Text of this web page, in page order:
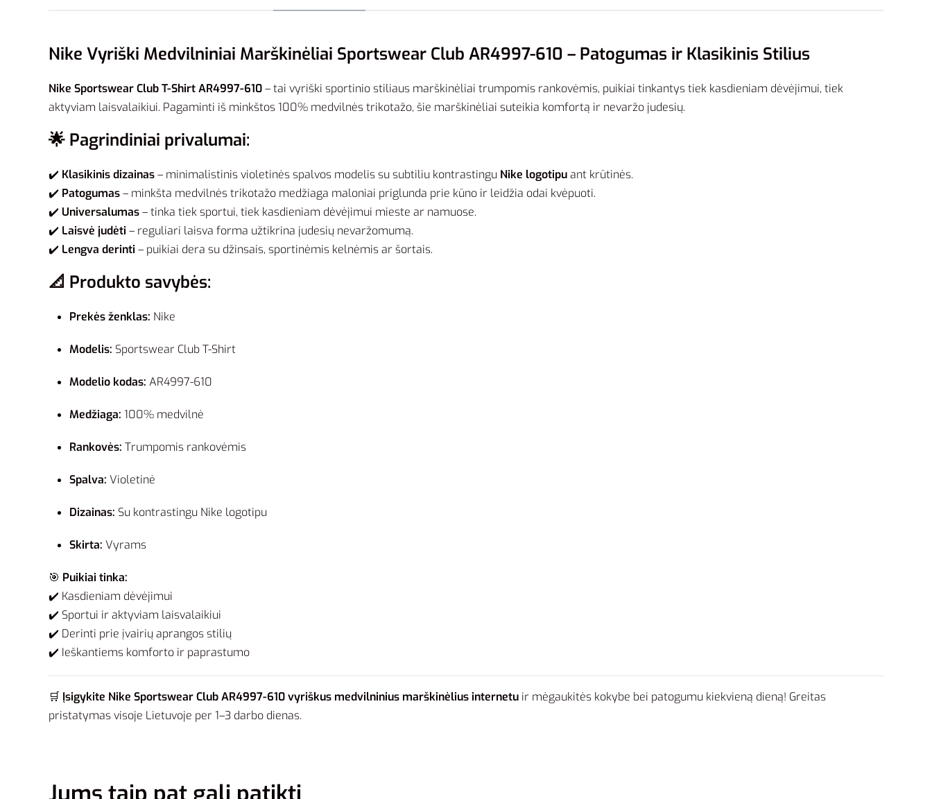
Nike Vyriški Medvilniniai Marškinėliai Sportswear Club AR4997-610 – Patogumas ir Klasikinis Stilius
Nike Sportswear Club T-Shirt AR4997-610– tai vyriški sportinio stiliaus marškinėliai trumpomis rankovėmis, puikiai tinkantys tiek kasdieniam dėvėjimui, tiek
aktyviam laisvalaikiui. Pagaminti iš minkštos 100% medvilnės trikotažo, šie marškinėliai suteikia komfortą ir nevaržo judesių.
🌟 Pagrindiniai privalumai:
✔️ Klasikinis dizainas– minimalistinis violetinės spalvos modelis su subtiliu kontrastingu Nike logotipuant krūtinės.
✔️ Patogumas– minkšta medvilnės trikotažo medžiaga maloniai priglunda prie kūno ir leidžia odai kvėpuoti.
✔️ Universalumas– tinka tiek sportui, tiek kasdieniam dėvėjimui mieste ar namuose.
✔️ Laisvė judėti – reguliari laisva forma užtikrina judesių nevaržomumą.
✔️ Lengva derinti – puikiai dera su džinsais, sportinėmis kelnėmis ar šortais.
📐 Produkto savybės:
Prekės ženklas: Nike
Modelis: Sportswear Club T-Shirt
Modelio kodas: AR4997-610
Medžiaga: 100% medvilnė
Rankovės: Trumpomis rankovėmis
Spalva: Violetinė
Dizainas: Su kontrastingu Nike logotipu
Skirta: Vyrams
🎯 Puikiai tinka:
✔️ Kasdieniam dėvėjimui
✔️ Sportui ir aktyviam laisvalaikiui
✔️ Derinti prie įvairių aprangos stilių
✔️ Ieškantiems komforto ir paprastumo
🛒 Įsigykite Nike Sportswear Club AR4997-610 vyriškus medvilninius marškinėlius internetu ir mėgaukitės kokybe bei patogumu kiekvieną dieną! Greitas
pristatymas visoje Lietuvoje per 1–3 darbo dienas.